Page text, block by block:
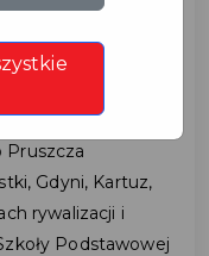
Kasprowicza
przez Szkolny
Pruszcza
Gdyni, Kartuz,
rywalizacji i
Podstawowej